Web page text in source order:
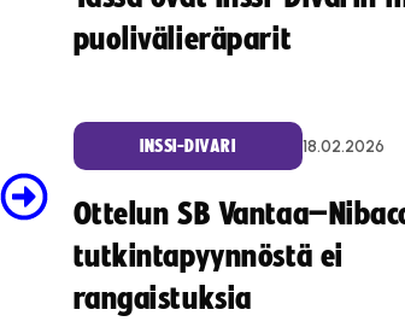
puolivälieräparit
INSSI-DIVARI 18.02.2026
Ottelun SB
tutkintapyynnöstä ei
rangaistuksia